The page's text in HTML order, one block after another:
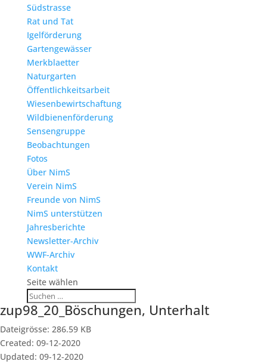
Südstrasse
Rat und Tat
Igelförderung
Gartengewässer
Merkblaetter
Naturgarten
Öffentlichkeitsarbeit
Wiesenbewirtschaftung
Wildbienenförderung
Sensengruppe
Beobachtungen
Fotos
Über NimS
Verein NimS
Freunde von NimS
NimS unterstützen
Jahresberichte
Newsletter-Archiv
WWF-Archiv
Kontakt
Seite wählen
zup98_20_Böschungen, Unterhalt
Dateigrösse: 286.59 KB
Created: 09-12-2020
Updated: 09-12-2020